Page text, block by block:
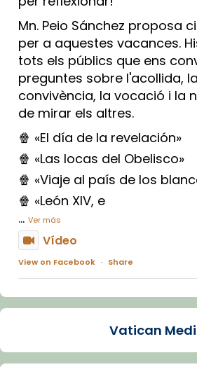
Mn. Peio Sánchez proposa
per a aquestes vacances.
tots els públics que ens
preguntes sobre l'acollida,
convivència, la vocació i la
de mirar els altres.
🍿 «El día de la revelación»
🍿 «Las locas del Obelisco»
🍿 «Viaje al país de los
🍿 «León XIV, e
... Ver más
Vídeo
View on Facebook · Share
Arquebisbat de
La Carmina va patir
dos mesos, a l'Estadi Lluís
Vatican